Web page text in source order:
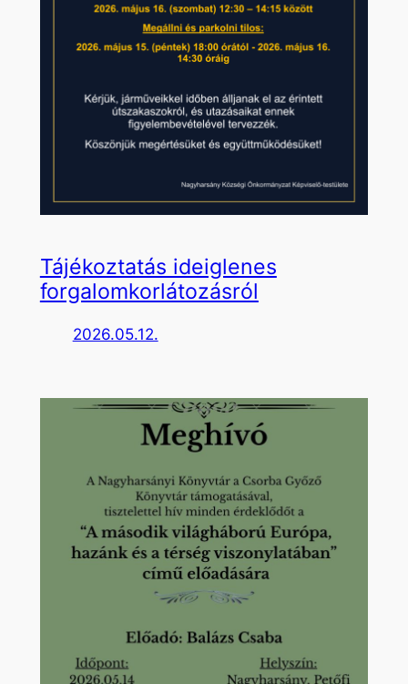
Tájékoztatás ideiglenes
forgalomkorlátozásról
2026.05.12.